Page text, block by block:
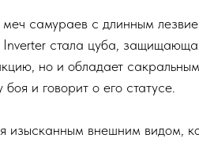
самураев с длинным
стала цуба,
но и обладает
боя и говорит о его статусе.
изысканным внешним видом,